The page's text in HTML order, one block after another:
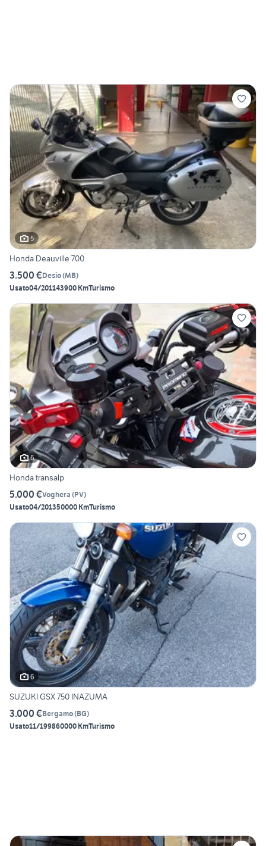
5
Honda Deauville 700
3.500 €Desio(MB)
Usato04/201143900 KmTurismo
6
Honda transalp
5.000 €Voghera (PV)
Usato04/201350000 KmTurismo
6
SUZUKI GSX 750 INAZUMA
3.000 €Bergamo(BG)
Usato11/199860000 KmTurismo